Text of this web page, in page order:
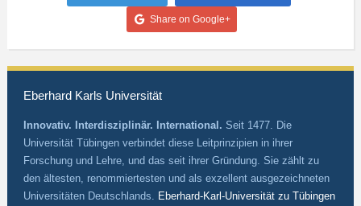
Share on Google+
Eberhard Karls Universität
Innovativ. Interdisziplinär. International. Seit 1477. Die
Universität Tübingen verbindet diese Leitprinzipien in ihrer
Forschung und Lehre, und das seit ihrer Gründung. Sie zählt zu
den ältesten, renommiertesten und als exzellent ausgezeichneten
Universitäten Deutschlands. Eberhard-Karl-Universität zu Tübingen